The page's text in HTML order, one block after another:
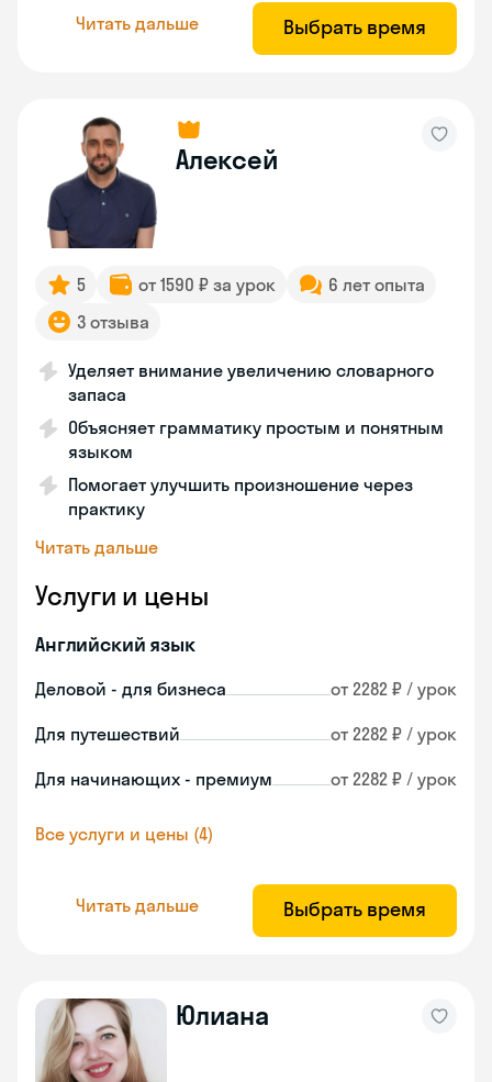
Читать дальше Выбрать время
Алексей
5 от 1590 ₽ за урок
6 лет опыта
3 отзыва
Уделяет внимание увеличению словарного
запаса
Объясняет грамматику простым и понятным
языком
Помогает улучшить произношение через
практику
Читать дальше
Услуги и цены
Английский язык
Деловой - для бизнеса от 2282 ₽ / урок
Для путешествий от 2282 ₽ / урок
Для начинающих - премиум от 2282 ₽ / урок
Все услуги и цены (4)
Читать дальше Выбрать время
Юлиана